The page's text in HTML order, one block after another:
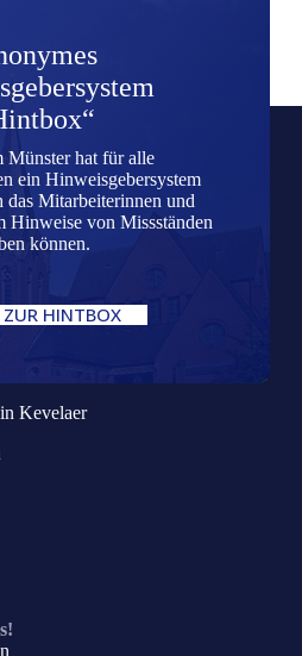
Münster hat für alle
ein Hinweisgebersystem
das Mitarbeiterinnen und
Hinweise von Missständen
können.
ZUR HINTBOX
Kevelaer